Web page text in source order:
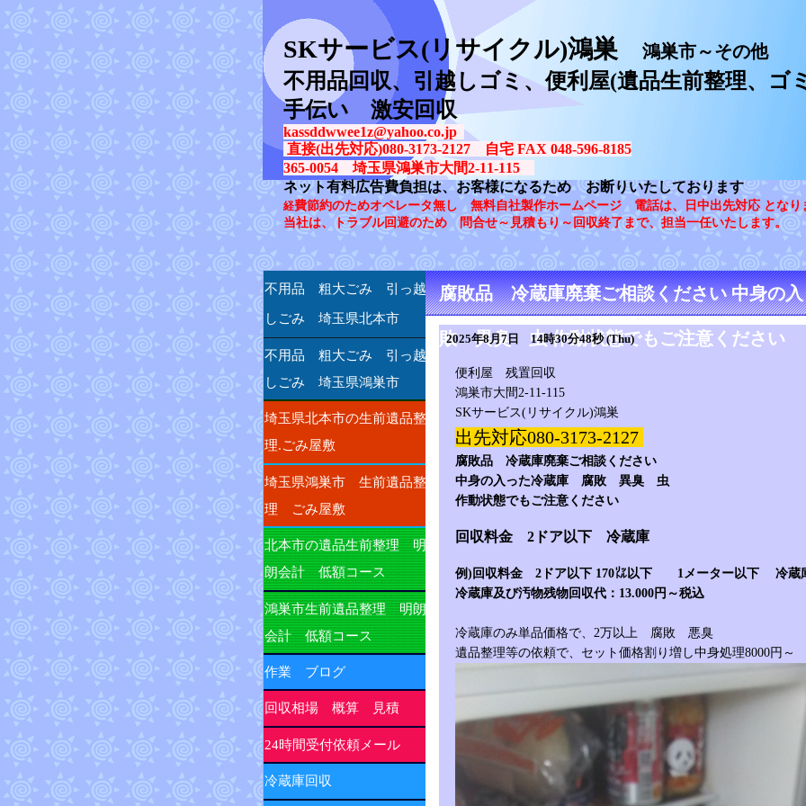
SKサービス(リサイクル)鴻巣 鴻巣市～その他
不用品回収、引越しゴミ、便利屋(遺品生前整理、ゴ
手伝い 激安回収
kassddwwee1z@yahoo.co.jp
直接(出先対応)080-3173-2127 自宅 FAX 048-596-8185
365-0054 埼玉県鴻巣市大間2-11-115
ネット有料広告費負担は、お客様になるため お断りいたしております
経費節約のためオペレータ無し 無料自社製作ホームページ 電話は、日中出先対応 とな
当社は、トラブル回避のため 問合せ～見積もり～回収終了まで、担当一任いたします。
腐敗品 冷蔵庫廃棄ご相談ください 中身の
敗 異臭 虫 作動状態でもご注意ください
2025年8月7日 14時30分48秒 (Thu)
便利屋 残置回収
鴻巣市大間2-11-115
SKサービス(リサイクル)鴻巣
出先対応080-3173-2127
腐敗品 冷蔵庫廃棄ご相談ください
中身の入った冷蔵庫 腐敗 異臭 虫
作動状態でもご注意ください
回収料金 2ドア以下 冷蔵庫
例)回収料金 2ドア以下 170㍑以下 1メーター以下 冷蔵
冷蔵庫及び汚物残物回収代：13.000円～税込
冷蔵庫のみ単品価格で、2万以上 腐敗 悪臭
遺品整理等の依頼で、セット価格割り増し中身処理8000円～
不用品 粗大ごみ 引っ越
しごみ 埼玉県北本市
不用品 粗大ごみ 引っ越
しごみ 埼玉県鴻巣市
埼玉県北本市の生前遺品整
理.ごみ屋敷
埼玉県鴻巣市 生前遺品整
理 ごみ屋敷
北本市の遺品生前整理 明
朗会計 低額コース
鴻巣市生前遺品整理 明朗
会計 低額コース
作業 ブログ
回収相場 概算 見積
24時間受付依頼メール
冷蔵庫回収